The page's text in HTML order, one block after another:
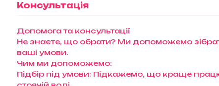
Консультація
Допомога та консультації
Не знаєте, що обрати? Ми допоможемо
ваші умови.
Чим ми допоможемо:
Підбір під умови: Підкажемо, що краще